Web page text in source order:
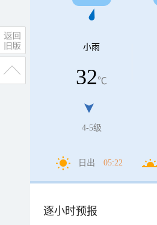
小雨
32℃
4-5级
日出 05:22
逐小时预报